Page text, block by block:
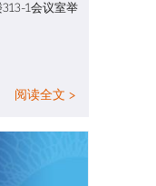
1会议室举
阅读全文 >